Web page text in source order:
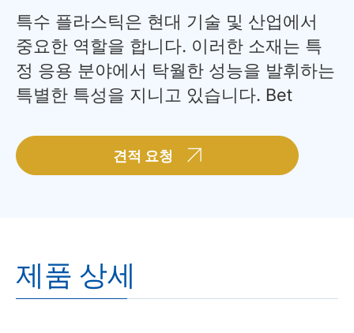
특수 플라스틱은 현대 기술 및 산업에서
중요한 역할을 합니다. 이러한 소재는 특
정 응용 분야에서 탁월한 성능을 발휘하는
특별한 특성을 지니고 있습니다. Bet
견적 요청
제품 상세